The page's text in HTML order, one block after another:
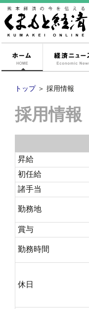
トップ ＞ 採用情報
採用情報
昇給
初任給
諸手当
勤務地
賞与
勤務時間
休日